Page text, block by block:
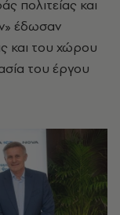
πολιτείας και
έδωσαν
και του χώρου
του έργου